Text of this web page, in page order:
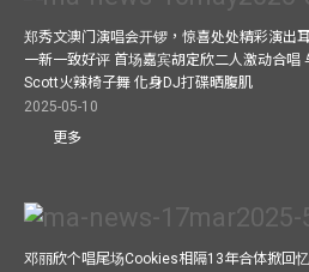
郑秀文澳门演唱会开锣，惊喜处处精彩演出
一新一致好评 首场嘉宾胡定欣二人激动合唱
Scott火辣椅子舞 化身DJ打碟晒腹肌
2025-05-10
更多
邓丽欣个唱尾场Cookies相隔13年合体掀回